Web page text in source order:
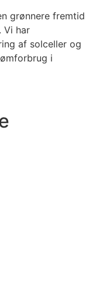
grønnere fremtid
har
af solceller og
i